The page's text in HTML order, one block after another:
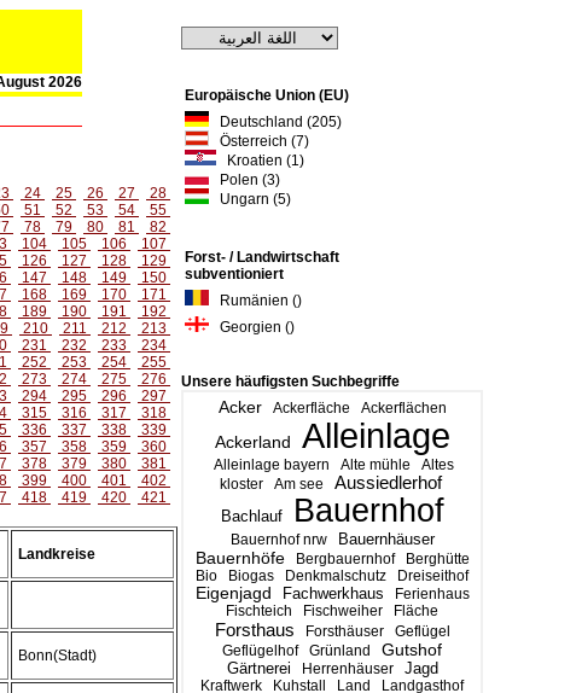
August 2026
Europäische Union (EU)
Deutschland (205)
Österreich (7)
Kroatien (1)
Polen (3)
Ungarn (5)
Forst- / Landwirtschaft
subventioniert
Rumänien ()
Georgien ()
Unsere häufigsten Suchbegriffe
Acker Ackerfläche Ackerflächen
Ackerland Alleinlage
Alleinlage bayern Alte mühle
Altes
kloster
Am see Aussiedlerhof
Bachlauf Bauernhof
Bauernhof nrw Bauernhäuser
Bauernhöfe Bergbauernhof
Berghütte
Bio
Biogas Denkmalschutz Dreiseithof
Eigenjagd Fachwerkhaus
Ferienhaus
Fischteich
Fischweiher Fläche
Forsthaus Forsthäuser
Geflügel
Geflügelhof
Grünland
Gutshof
Gärtnerei
Herrenhäuser Jagd
Kraftwerk Kuhstall Land Landgasthof
24 25 26 27
28
51 52 53 54
55
78 79 80 81
82
104 105 106
107
126 127 128
129
147 148 149
150
168 169 170
171
189 190 191
192
210 211 212
213
231 232 233
234
252 253 254
255
273 274 275
276
294 295 296
297
315 316 317
318
336 337 338
339
357 358 359
360
378 379 380
381
399 400 401
402
418 419 420 421
Landkreise
Bonn(Stadt)